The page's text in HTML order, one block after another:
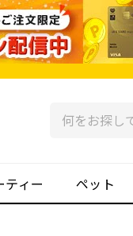
ティー ペット